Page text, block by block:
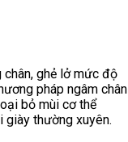
chân, ghẻ lở mức độ
pháp ngâm chân
bỏ mùi cơ thể
giày thường xuyên.